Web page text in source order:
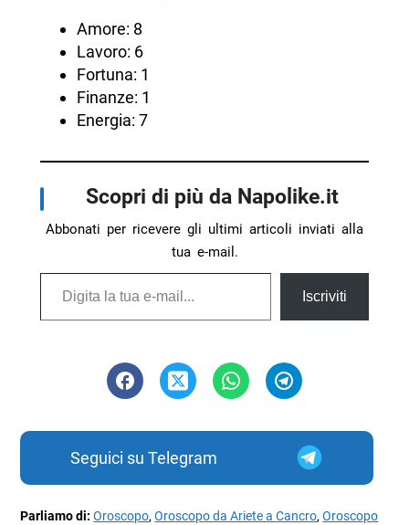
Amore: 8
Lavoro: 6
Fortuna: 1
Finanze: 1
Energia: 7
Scopri di più da Napolike.it
Abbonati per ricevere gli ultimi articoli inviati alla
tua e-mail.
Digita la tua e-mail...
Iscriviti
Seguici su Telegram
Parliamo di:Oroscopo,Oroscopo da Ariete a Cancro,Oroscopo